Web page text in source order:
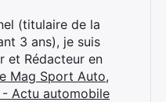
(titulaire de la
3 ans), je suis
et Rédacteur en
Mag Sport Auto,
Actu automobile